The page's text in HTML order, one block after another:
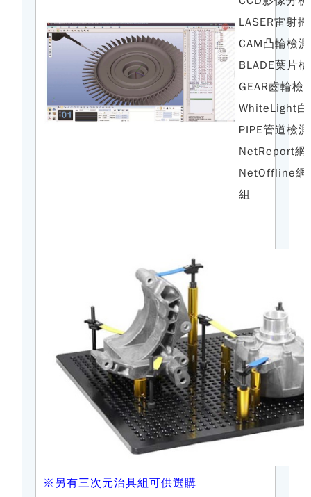
LASER雷射
CAM凸輪檢
BLADE葉片
GEAR齒輪檢
WhiteLight
PIPE管道檢
NetReport網
NetOffline網
組
※另有三次元治具組可供選購